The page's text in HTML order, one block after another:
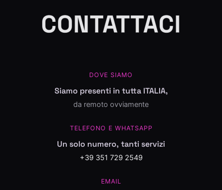
CONTATTACI
DOVE SIAMO
Siamo presenti in tutta ITALIA,
da remoto ovviamente
TELEFONO E WHATSAPP
Un solo numero, tanti servizi
+39 351 729 2549
EMAIL